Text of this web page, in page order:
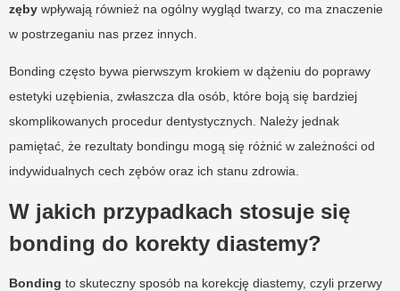
zęby wpływają również na ogólny wygląd twarzy, co ma znaczenie
w postrzeganiu nas przez innych.
Bonding często bywa pierwszym krokiem w dążeniu do poprawy
estetyki uzębienia, zwłaszcza dla osób, które boją się bardziej
skomplikowanych procedur dentystycznych. Należy jednak
pamiętać, że rezultaty bondingu mogą się różnić w zależności od
indywidualnych cech zębów oraz ich stanu zdrowia.
W jakich przypadkach stosuje się
bonding do korekty diastemy?
Bonding to skuteczny sposób na korekcję diastemy, czyli przerwy